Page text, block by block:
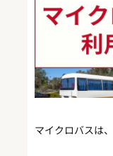
マイクロバスは